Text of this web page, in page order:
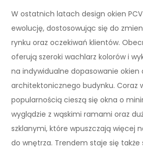
W ostatnich latach design okien
ewolucję, dostosowując się do
rynku oraz oczekiwań klientów.
oferują szeroki wachlarz kolorów i
na indywidualne dopasowanie okien
architektonicznego budynku. Coraz
popularnością cieszą się okna o
wyglądzie z wąskimi ramami oraz
szklanymi, które wpuszczają więcej
do wnętrza. Trendem staje się także